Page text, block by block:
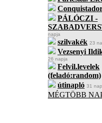
PÁLÓCZI -
napja
szilvakék 23
Vezsenyi
26 napja
Felvil.levelek
(feladó:random)
útinapló 31
MÉGTÖBB